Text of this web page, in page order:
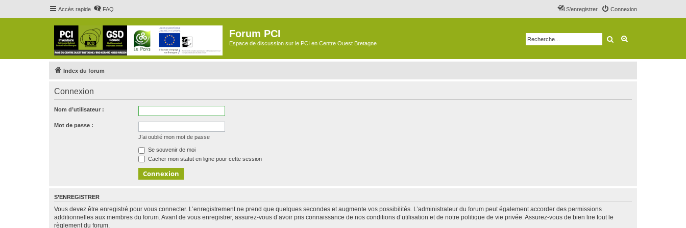
Accès rapide FAQ Connexion
S’enregistrer
Forum PCI
Espace de discussion sur le PCI en Centre Ouest Bretagne Rechercher
Index du forum
Connexion
Nom d’utilisateur :
Mot de passe :
J’ai oublié mon mot de passe
Se souvenir de moi
Cacher mon statut en ligne pour cette session
S’ENREGISTRER
Vous devez être enregistré pour vous connecter. L’enregistrement ne prend que quelques secondes et augmente vos possibilités. L’administrateur du forum peut également accorder des permissions
additionnelles aux membres du forum. Avant de vous enregistrer, assurez-vous d’avoir pris connaissance de nos conditions d’utilisation et de notre politique de vie privée. Assurez-vous de bien lire tout le
règlement du forum.